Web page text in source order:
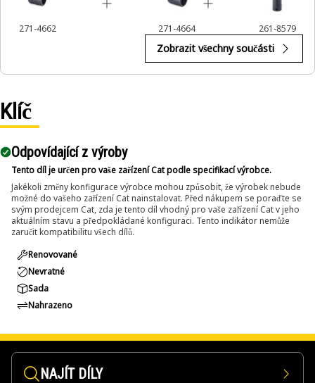
271-4662 271-4664 261-8579
Zobrazit všechny součásti
Klíč
Odpovídající z výroby
Tento díl je určen pro vaše zařízení Cat podle specifikací výrobce.
Jakékoli změny konfigurace výrobce mohou způsobit, že výrobek nebude
možné do vašeho zařízení Cat nainstalovat. Před nákupem se poraďte se
svým prodejcem Cat, zda je tento díl vhodný pro vaše zařízení Cat v jeho
aktuálním stavu a předpokládané konfiguraci. Tento indikátor nemůže
zaručit kompatibilitu všech dílů.
Renovované
Nevratné
Sada
Nahrazeno
NAJÍT DÍLY